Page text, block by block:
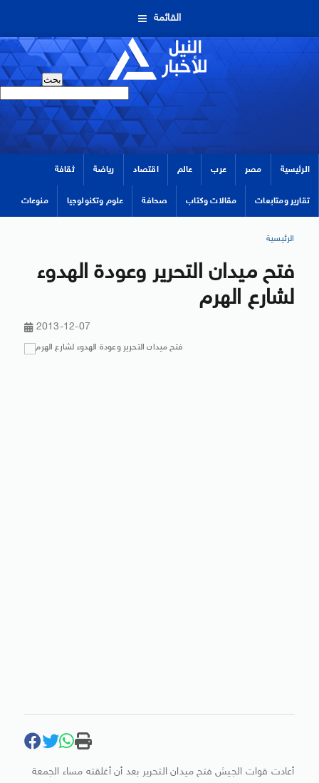
القائمة
الرئيسية مصر عرب عالم اقتصاد رياضة ثقافة
تقارير ومتابعات مقالات وكتاب صحافة علوم وتكنولوجيا منوعات
الرئيسية
فتح ميدان التحرير وعودة الهدوء
لشارع الهرم
2013-12-07
أعادت قوات الجيش فتح ميدان التحرير بعد أن أغلقته مساء الجمعة